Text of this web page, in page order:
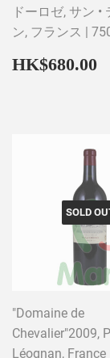
ドーロゼ, サン •
ン, フランス |
Regular
price
HK$680.00
SOLD
"Domaine de
Chevalier"2009,
Léognan,